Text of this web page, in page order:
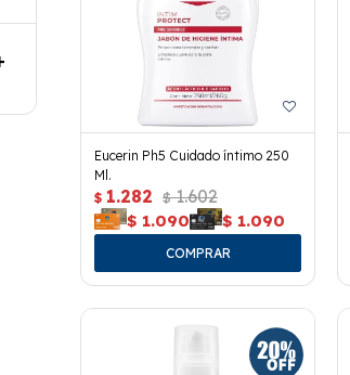
Eucerin Ph5 Cuidado íntimo 250
Ml.
$ 1.282 $ 1.602
$ 1.090 $ 1.090